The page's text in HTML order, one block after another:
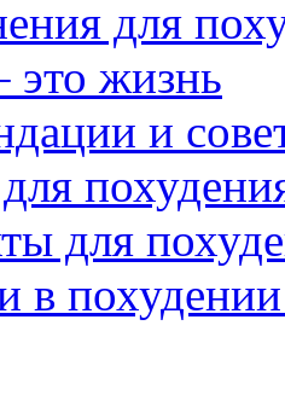
для
это жизнь
и
для
в